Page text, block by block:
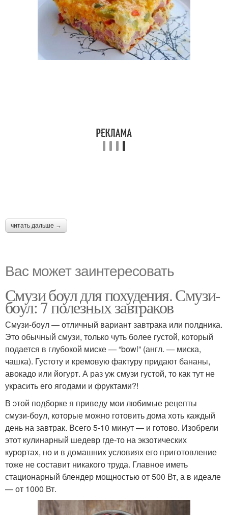
читать дальше →
Вас может заинтересовать
Смузи боул для похудения. Смузи-
боул: 7 полезных завтраков
Смузи-боул — отличный вариант завтрака или полдника.
Это обычный смузи, только чуть более густой, который
подается в глубокой миске — “bowl” (англ. — миска,
чашка). Густоту и кремовую фактуру придают бананы,
авокадо или йогурт. А раз уж смузи густой, то как тут не
украсить его ягодами и фруктами?!
В этой подборке я приведу мои любимые рецепты
смузи-боул, которые можно готовить дома хоть каждый
день на завтрак. Всего 5-10 минут — и готово. Изобрели
этот кулинарный шедевр где-то на экзотических
курортах, но и в домашних условиях его приготовление
тоже не составит никакого труда. Главное иметь
стационарный блендер мощностью от 500 Вт, а в идеале
— от 1000 Вт.